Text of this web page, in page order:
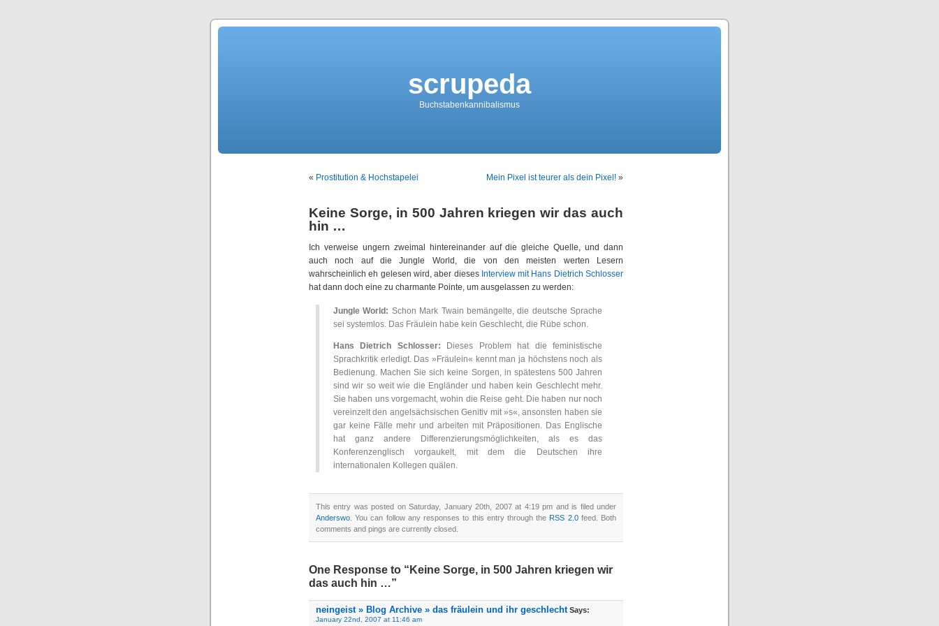
scrupeda
Buchstabenkannibalismus
« Prostitution & Hochstapelei Mein Pixel ist teurer als dein Pixel! »
Keine Sorge, in 500 Jahren kriegen wir das auch
hin …
Ich verweise ungern zweimal hintereinander auf die gleiche Quelle, und dann
auch noch auf die Jungle World, die von den meisten werten Lesern
wahrscheinlich eh gelesen wird, aber dieses Interview mit Hans Dietrich Schlosser
hat dann doch eine zu charmante Pointe, um ausgelassen zu werden:
Jungle World: Schon Mark Twain bemängelte, die deutsche Sprache
sei systemlos. Das Fräulein habe kein Geschlecht, die Rübe schon.
Hans Dietrich Schlosser: Dieses Problem hat die feministische
Sprachkritik erledigt. Das »Fräulein« kennt man ja höchstens noch als
Bedienung. Machen Sie sich keine Sorgen, in spätestens 500 Jahren
sind wir so weit wie die Engländer und haben kein Geschlecht mehr.
Sie haben uns vorgemacht, wohin die Reise geht. Die haben nur noch
vereinzelt den angelsächsischen Genitiv mit »s«, ansonsten haben sie
gar keine Fälle mehr und arbeiten mit Präpositionen. Das Englische
hat ganz andere Differenzierungsmöglichkeiten, als es das
Konferenzenglisch vorgaukelt, mit dem die Deutschen ihre
internationalen Kollegen quälen.
This entry was posted on Saturday, January 20th, 2007 at 4:19 pm and is filed under
Anderswo . You can follow any responses to this entry through theRSS 2.0feed. Both
comments and pings are currently closed.
One Response to “Keine Sorge, in 500 Jahren kriegen wir
das auch hin …”
neingeist » Blog Archive » das fräulein und ihr geschlechtSays:
January 22nd, 2007 at 11:46 am